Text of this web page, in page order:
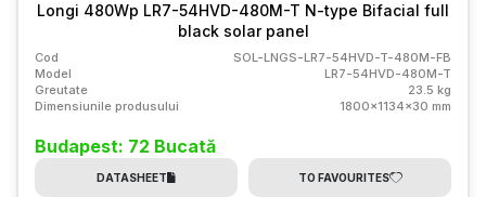
Longi 480Wp LR7-54HVD-480M-T N-type Bifacial full
black solar panel
Cod
SOL-LNGS-LR7-54HVD-T-480M-FB
Model
LR7-54HVD-480M-T
Greutate
23.5 kg
Dimensiunile produsului
1800x1134x30 mm
Budapest: 72 Bucată
DATASHEET TO FAVOURITES